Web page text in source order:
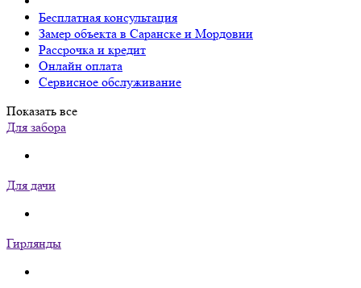
Бесплатная консультация
Замер объекта в Саранске и Мордовии
Рассрочка и кредит
Онлайн оплата
Сервисное обслуживание
Показать все
Для забора
Для дачи
Гирлянды